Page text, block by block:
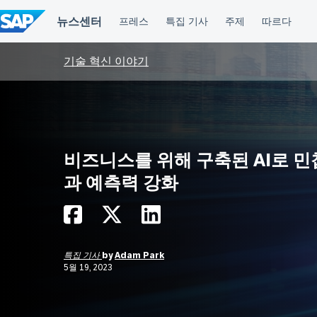
텐
츠
건
기술 혁신 이야기
비즈니스를 위해 구축된 AI로 민
과 예측력 강화
특집 기사 byAdam Park
5월 19, 2023